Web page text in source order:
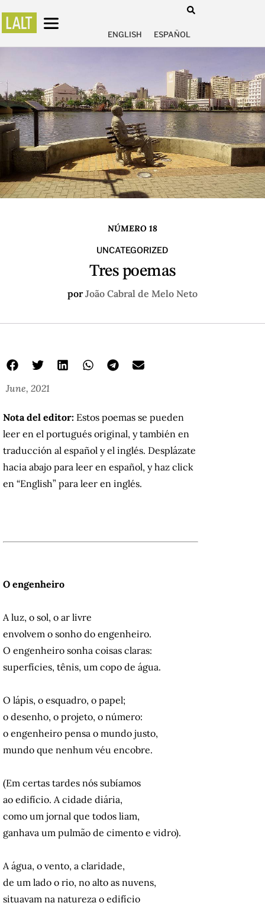
ENGLISH ESPAÑOL
NÚMERO 18
UNCATEGORIZED
Tres poemas
porJoão Cabral de Melo Neto
June, 2021
Nota del editor: Estos poemas se pueden
leer en el portugués original, y también en
traducción al español y el inglés. Desplázate
hacia abajo para leer en español, y haz click
en “English” para leer en inglés.
O engenheiro
A luz, o sol, o ar livre
envolvem o sonho do engenheiro.
O engenheiro sonha coisas claras:
superfícies, tênis, um copo de água.
O lápis, o esquadro, o papel;
o desenho, o projeto, o número:
o engenheiro pensa o mundo justo,
mundo que nenhum véu encobre.
(Em certas tardes nós subíamos
ao edifício. A cidade diária,
como um jornal que todos liam,
ganhava um pulmão de cimento e vidro).
A água, o vento, a claridade,
de um lado o rio, no alto as nuvens,
situavam na natureza o edifício